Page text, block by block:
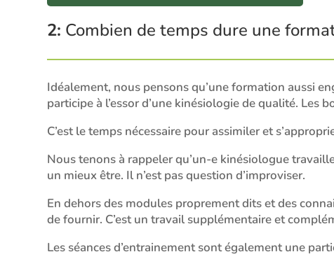
2: Combien de temps dure une
Idéalement, nous pensons qu’une formation aussi
participe à l’essor d’une kinésiologie de qualité. Les
C’est le temps nécessaire pour assimiler et
Nous tenons à rappeler qu’un-e kinésiologue
un mieux être. Il n’est pas question d’improviser.
En dehors des modules proprement dits et des
de fournir. C’est un travail supplémentaire et
Les séances d’entrainement sont également une